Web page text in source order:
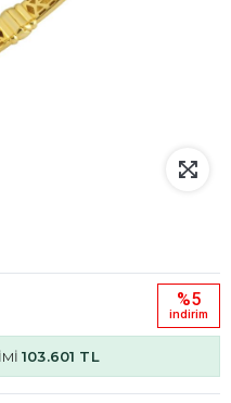
%5
i̇ndi̇ri̇m
103.601 TL